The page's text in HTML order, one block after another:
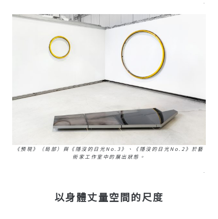
–
《預現》（局部）與《隱沒的日光no.3》、《隱沒的日光no.2》於藝
術家工作室中的展出狀態。
–
以身體丈量空間的尺度